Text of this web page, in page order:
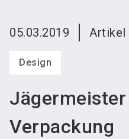
05.03.2019 Artikel
Design
Verpackung